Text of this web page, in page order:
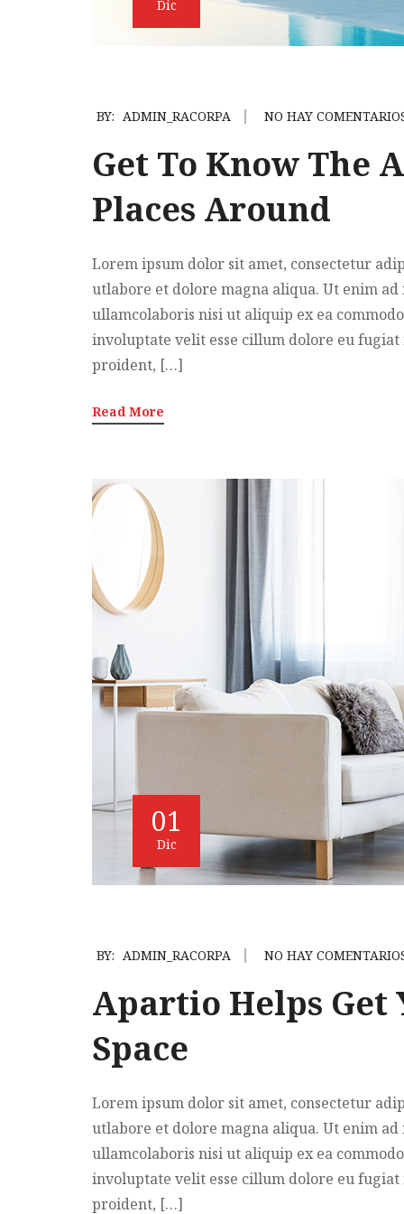
Dic
BY: ADMIN_RACORPA NO HAY
Get To Know The
Places Around
Lorem ipsum dolor sit amet, consectetur
utlabore et dolore magna aliqua. Ut enim
ullamcolaboris nisi ut aliquip ex ea
involuptate velit esse cillum dolore eu
proident, […]
Read More
01
Dic
BY: ADMIN_RACORPA NO HAY
Apartio Helps
Space
Lorem ipsum dolor sit amet, consectetur
utlabore et dolore magna aliqua. Ut enim
ullamcolaboris nisi ut aliquip ex ea
involuptate velit esse cillum dolore eu
proident, […]